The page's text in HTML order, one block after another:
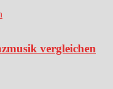
vergleichen